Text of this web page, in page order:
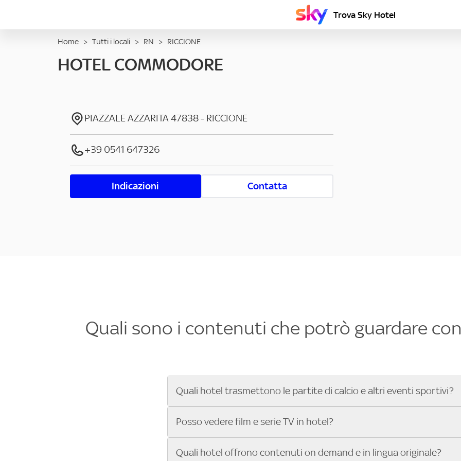
Trova Sky Hotel
Home > Tutti i locali > RN > RICCIONE
HOTEL COMMODORE
PIAZZALE AZZARITA47838- RICCIONE
+39 0541 647326
Indicazioni Contatta
Quali sono i contenuti che potrò guardare
Quali hotel trasmettono le partite di calcio e altri eventi sportivi?
Se cerchi un hotel dove poter vedere le partite di Serie A, UEFA Champions
che trasmette gli eventi sportivi.
Posso vedere film e serie TV in hotel?
Sì, gli hotel che hanno Sky in camera offrono una vasta selezione di film
Quali hotel offrono contenuti on demand e in lingua originale?